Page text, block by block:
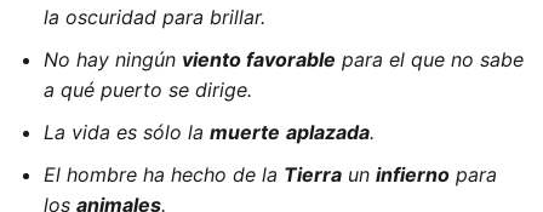
la oscuridad para brillar.
No hay ningún viento favorable para el que no sabe
a qué puerto se dirige.
La vida es sólo la muerte aplazada.
El hombre ha hecho de la Tierra un infierno para
los animales.